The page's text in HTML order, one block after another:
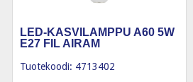
LED-KASVILAMPPU A60 5W
E27 FIL AIRAM
Tuotekoodi: 4713402